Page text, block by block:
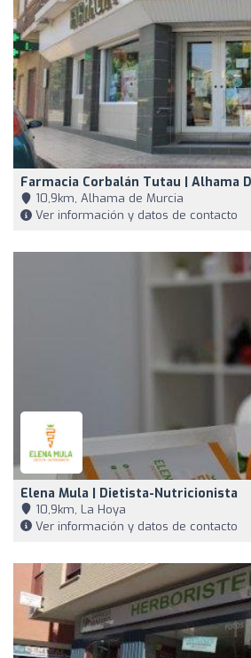
Farmacia Corbalán Tutau | Alhama
10,9km, Alhama de Murcia
Ver información y datos de contacto
Elena Mula | Dietista-Nutricionista
10,9km, La Hoya
Ver información y datos de contacto